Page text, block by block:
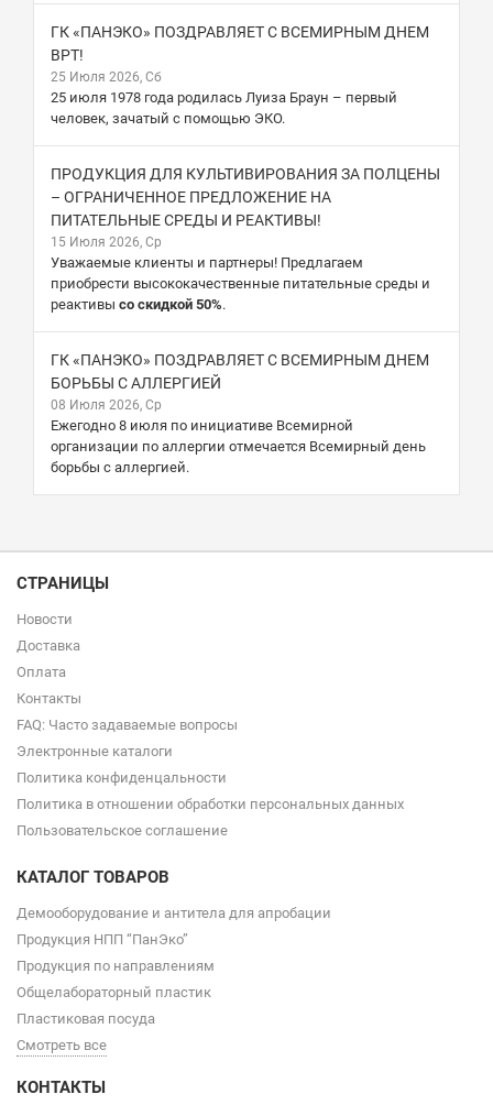
ГК «ПАНЭКО» ПОЗДРАВЛЯЕТ С ВСЕМИРНЫМ ДНЕМ
ВРТ!
25 Июля 2026, Сб
25 июля 1978 года родилась Луиза Браун – первый
человек, зачатый с помощью ЭКО.
ПРОДУКЦИЯ ДЛЯ КУЛЬТИВИРОВАНИЯ ЗА ПОЛЦЕНЫ
– ОГРАНИЧЕННОЕ ПРЕДЛОЖЕНИЕ НА
ПИТАТЕЛЬНЫЕ СРЕДЫ И РЕАКТИВЫ!
15 Июля 2026, Ср
Уважаемые клиенты и партнеры! Предлагаем
приобрести высококачественные питательные среды и
реактивы со скидкой 50%.
ГК «ПАНЭКО» ПОЗДРАВЛЯЕТ С ВСЕМИРНЫМ ДНЕМ
БОРЬБЫ С АЛЛЕРГИЕЙ
08 Июля 2026, Ср
Ежегодно 8 июля по инициативе Всемирной
организации по аллергии отмечается Всемирный день
борьбы с аллергией.
СТРАНИЦЫ
Новости
Доставка
Оплата
Контакты
FAQ: Часто задаваемые вопросы
Электронные каталоги
Политика конфиденцальности
Политика в отношении обработки персональных данных
Пользовательское соглашение
КАТАЛОГ ТОВАРОВ
Демооборудование и антитела для апробации
Продукция НПП “ПанЭко”
Продукция по направлениям
Общелабораторный пластик
Пластиковая посуда
Смотреть все
КОНТАКТЫ